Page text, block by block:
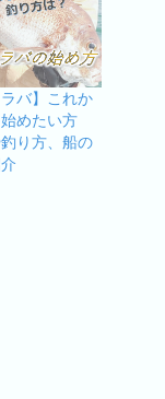
ラバ】これか
めたい方
り方、船の